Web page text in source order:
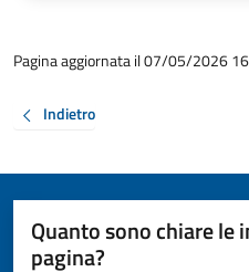
Pagina aggiornata il 07/05/2026
Indietro
Quanto sono chiare
pagina?